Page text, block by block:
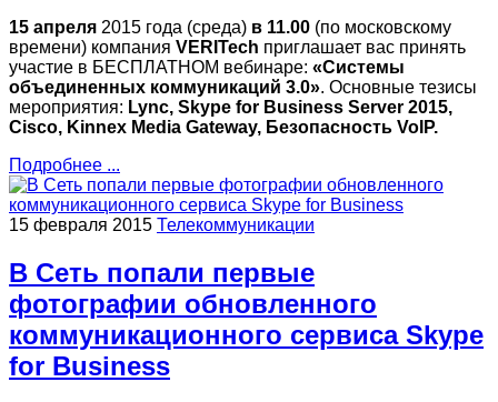
15 апреля 2015 года (среда) в 11.00 (по московскому
времени) компания VERITech приглашает вас принять
участие в БЕСПЛАТНОМ вебинаре: «Системы
объединенных коммуникаций 3.0». Основные тезисы
мероприятия: Lync, Skype for Business Server 2015,
Cisco, Kinnex Media Gateway, Безопасность VoIP.
Подробнее ...
15 февраля 2015 Телекоммуникации
В Сеть попали первые
фотографии обновленного
коммуникационного сервиса Skype
for Business